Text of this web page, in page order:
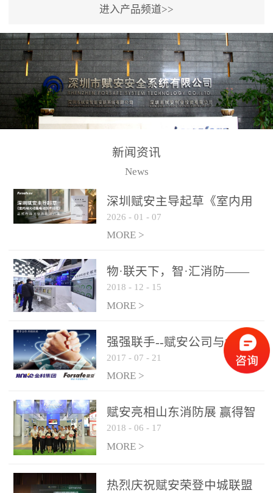
事故频发，传统的火灾探
测方法已无法满足要求。
尤其是目前众多的大型影
剧院、会议展览中心、体
育馆、大型仓库和隧道空
间等，其建筑结构特殊、
火灾隐患多。一旦发生火
传统的火灾关测器无法被
及时缺发，不能及早发现
和有效扑救火火，这不仅
力和闲难，同时也将造成
巨大的经济损失和社会影
响，基至还会造成人员伤
亡。图像型火灾探测器正
是针对这种高大空间建筑
物的消防设施、设备通过
现场图像的实时获取、预
处理和特征提取分析，实
现火焰的跟踪和识别。能
更早的进行预警，达到早
报早防的效果。 系统构
成示意图： 图像型火灾
和监控端两大部分组成。
用了具有仲裁机制和冗余
校验的总线传输技术、线
路状态检测与保护技术、
后向光电感烟探测技术、
高可靠的系统抗干扰技术
等多项专利技术和专有技
警领域三十多年技术积累
和工程实践的结晶。
进入产品频道>>
新闻资讯
News
深圳赋安主导起草《室内用
光动能电池技术规程》 正式
布局光伏新能源产业
2026 - 01 - 07
MORE >
物·联天下，智·汇消防——
赋安F&S 2018上海消防展圆
满落幕
2018 - 12 - 15
MORE >
强强联手--赋安公司与金科
集团达成战略合作协议
2017 - 07 - 21
MORE >
赋安亮相山东消防展 赢得智
慧消防新荣耀
2018 - 06 - 17
MORE >
热烈庆祝赋安荣登中城联盟